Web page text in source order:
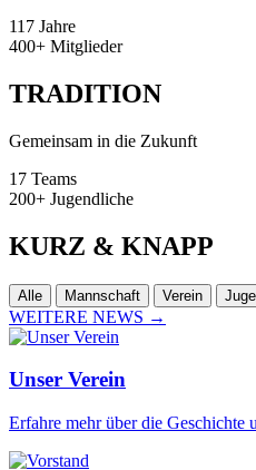
117 Jahre
400+ Mitglieder
TRADITION
Gemeinsam in die Zukunft
17 Teams
200+ Jugendliche
KURZ & KNAPP
Alle Mannschaft Verein
WEITERE NEWS →
Unser Verein
Erfahre mehr über die Geschichte